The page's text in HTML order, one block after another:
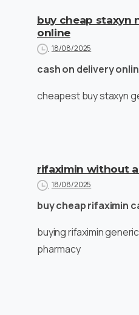
buy cheap staxyn
online
18/08/2025
cash on delivery
cheapest buy staxyn
rifaximin without a
18/08/2025
buy cheap rifaximin
buying rifaximin
pharmacy